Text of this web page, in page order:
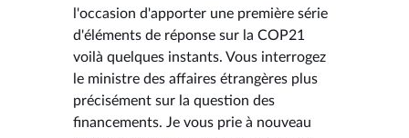
l'occasion d'apporter une première série
d'éléments de réponse sur la COP21
voilà quelques instants. Vous interrogez
le ministre des affaires étrangères plus
précisément sur la question des
financements. Je vous prie à nouveau